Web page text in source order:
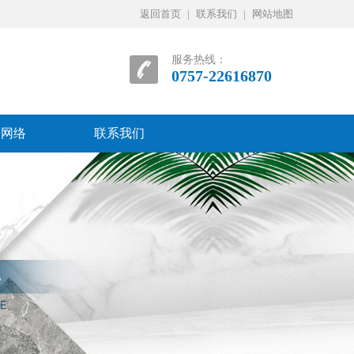
返回首页 | 联系我们 | 网站地图
服务热线：
0757-22616870
络 联系我们